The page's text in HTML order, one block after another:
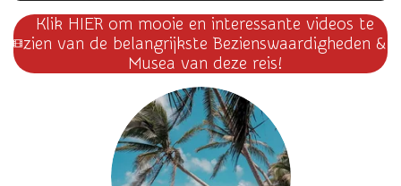
Klik HIER om mooie en interessante videos te
zien van de belangrijkste Bezienswaardigheden &
Musea van deze reis!